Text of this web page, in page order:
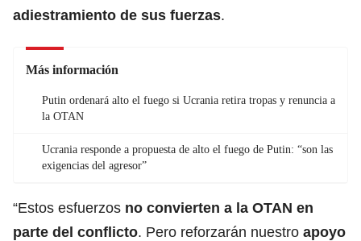
adiestramiento de sus fuerzas.
Más información
Putin ordenará alto el fuego si Ucrania retira tropas y renuncia a
la OTAN
Ucrania responde a propuesta de alto el fuego de Putin: “son las
exigencias del agresor”
“Estos esfuerzos no convierten a la OTAN en
parte del conflicto. Pero reforzarán nuestro apoyo